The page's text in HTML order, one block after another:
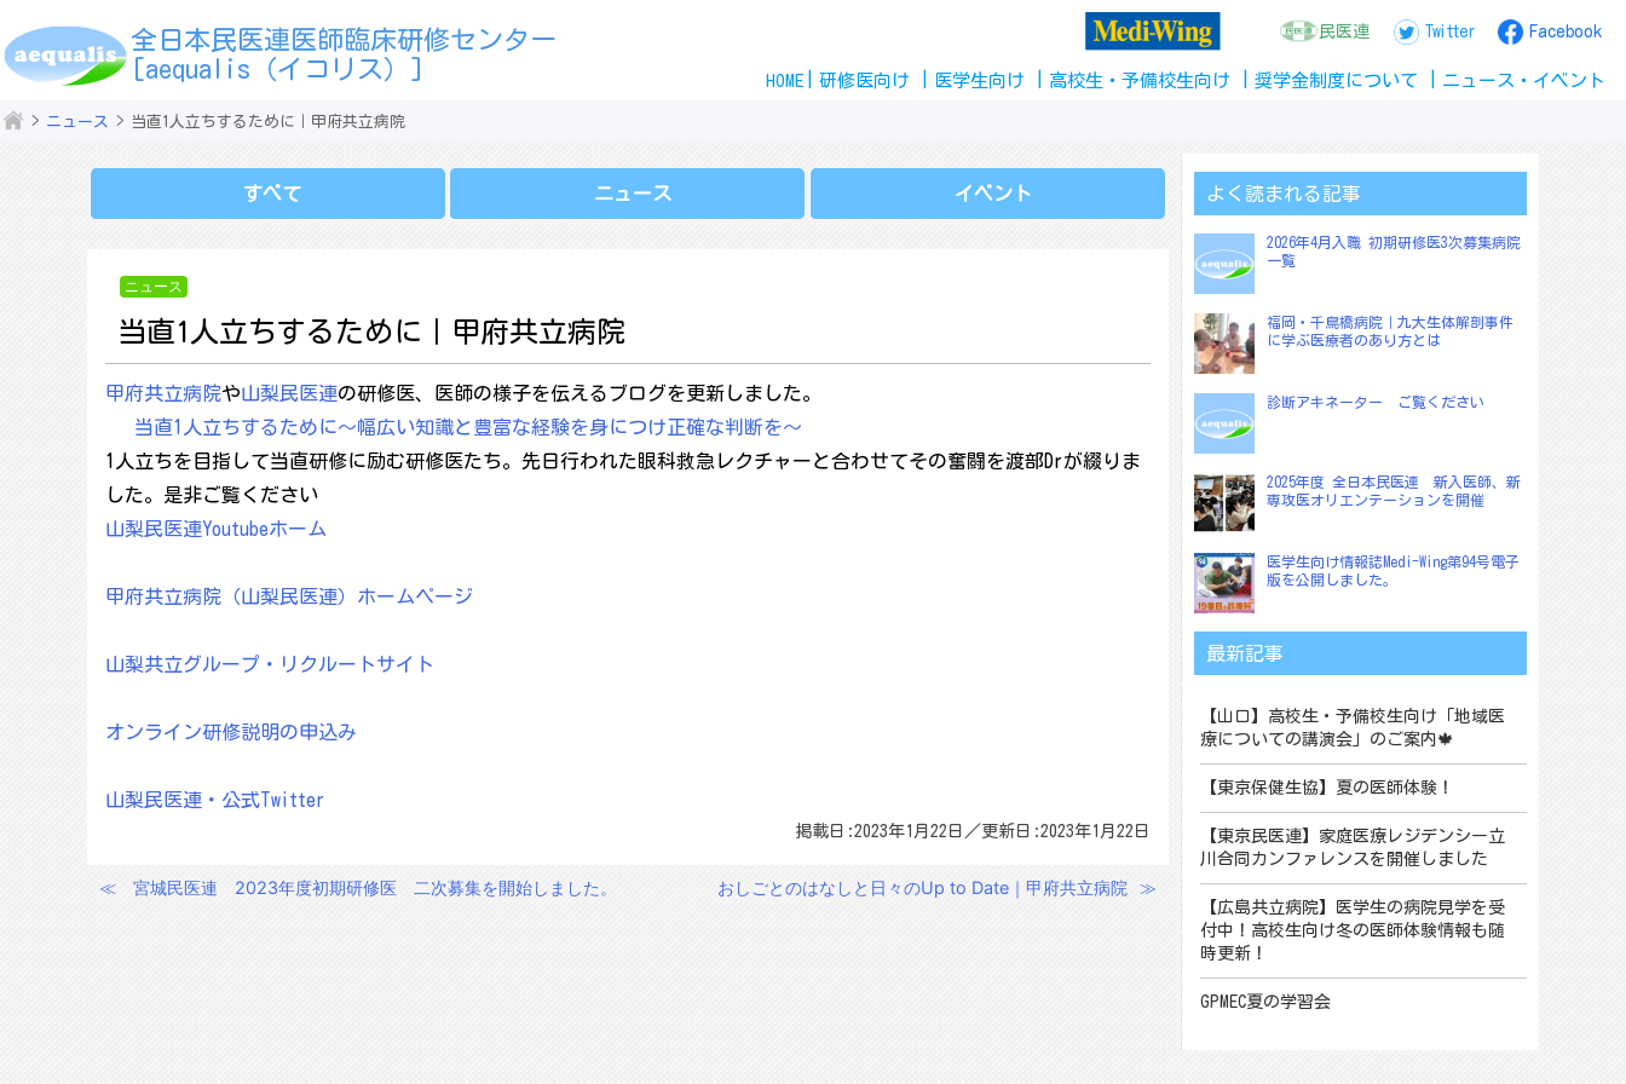
content
全日本民医連医師臨床研修センター
[aequalis（イコリス）]
民医連 Twitter Facebook
HOME 研修医向け 医学生向け 高校生 ・ 予備校生向け 奨学金制度 について ニュース ・ イベント
ニュース 当直1人立ちするために｜甲府共立病院
すべて ニュース イベント
ニュース
当直1人立ちするために｜甲府共立病院
甲府共立病院や山梨民医連の研修医、医師の様子を伝えるブログを更新しました。
当直1人立ちするために～幅広い知識と豊富な経験を身につけ正確な判断を～
1人立ちを目指して当直研修に励む研修医たち。先日行われた眼科救急レクチャーと合わせてその奮闘を渡部Drが綴りま
した。是非ご覧ください
山梨民医連Youtubeホーム
甲府共立病院（山梨民医連）ホームページ
山梨共立グループ・リクルートサイト
オンライン研修説明の申込み
山梨民医連・公式Twitter
掲載日:2023年1月22日／更新日:2023年1月22日
投≪ 宮城民医連 2023年度初期研修医 二次募集を開始しました。 おしごとのはなしと日々のUp to Date｜甲府共立病院 ≫
よく読まれる記事
2026年4月入職 初期研修医3次募集病院
一覧
福岡・千鳥橋病院｜九大生体解剖事件
に学ぶ医療者のあり方とは
診断アキネーター ご覧ください
2025年度 全日本民医連 新入医師、新
専攻医オリエンテーションを開催
医学生向け情報誌Medi-Wing第94号電子
版を公開しました。
最新記事
【山口】高校生・予備校生向け「地域医
療についての講演会」のご案内🍁
【東京保健生協】夏の医師体験！
【東京民医連】家庭医療レジデンシー立
川合同カンファレンスを開催しました
【広島共立病院】医学生の病院見学を受
付中！高校生向け冬の医師体験情報も随
時更新！
GPMEC夏の学習会